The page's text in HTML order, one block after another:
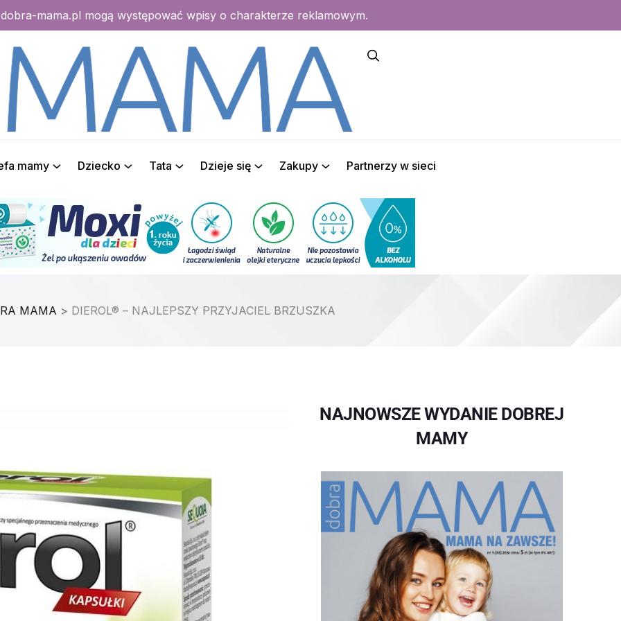
mama.pl mogą występować wpisy o charakterze reklamowym.
mamy Dziecko Tata Dzieje się Zakupy Partnerzy w sieci
MAMA > DIEROL® – NAJLEPSZY PRZYJACIEL BRZUSZKA
NAJNOWSZE WYDANIE DOBREJ
MAMY